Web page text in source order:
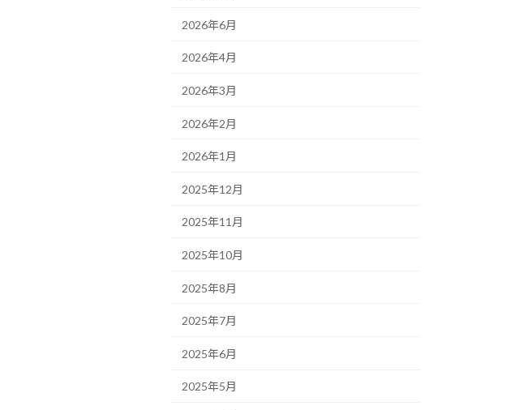
2026年6月
2026年4月
2026年3月
2026年2月
2026年1月
2025年12月
2025年11月
2025年10月
2025年8月
2025年7月
2025年6月
2025年5月